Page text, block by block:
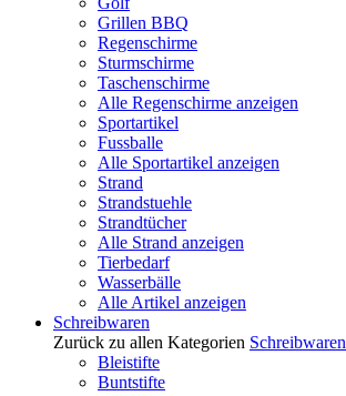
Grillen BBQ
Regenschirme
Sturmschirme
Taschenschirme
Alle Regenschirme anzeigen
Sportartikel
Fussballe
Alle Sportartikel anzeigen
Strand
Strandstuehle
Strandtücher
Alle Strand anzeigen
Tierbedarf
Wasserbälle
Alle Artikel anzeigen
Schreibwaren
Zurück zu allen Kategorien Schreibwaren
Bleistifte
Buntstifte